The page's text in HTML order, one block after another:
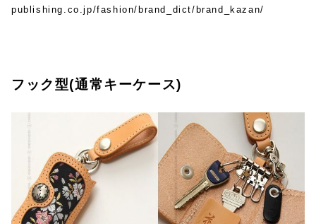
publishing.co.jp/fashion/brand_dict/brand_kazan/
フック型(通常キーケース)